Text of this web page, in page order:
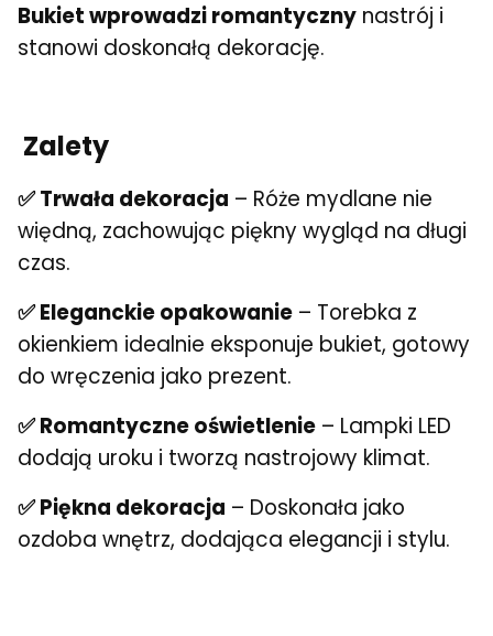
Bukiet wprowadzi romantyczny nastrój i
stanowi doskonałą dekorację.
Zalety
✅ Trwała dekoracja – Róże mydlane nie
więdną, zachowując piękny wygląd na długi
czas.
✅ Eleganckie opakowanie – Torebka z
okienkiem idealnie eksponuje bukiet, gotowy
do wręczenia jako prezent.
✅ Romantyczne oświetlenie – Lampki LED
dodają uroku i tworzą nastrojowy klimat.
✅ Piękna dekoracja – Doskonała jako
ozdoba wnętrz, dodająca elegancji i stylu.